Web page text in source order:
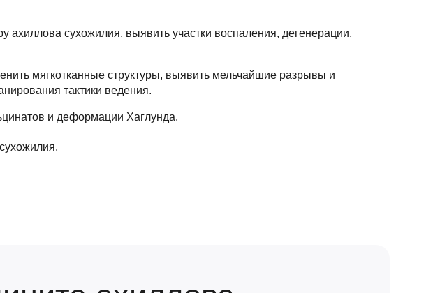
ахиллова сухожилия, выявить участки воспаления, дегенерации,
мягкотканные структуры, выявить мельчайшие разрывы и
тактики ведения.
и деформации Хаглунда.